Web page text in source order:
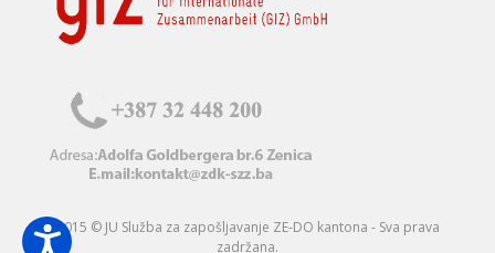
2015 © JU Služba za zapošljavanje ZE-DO kantona - Sva prava
zadržana.